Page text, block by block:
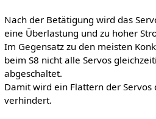
Nach der Betätigung wird das
eine Überlastung und zu hoher
Im Gegensatz zu den meisten
beim S8 nicht alle Servos
abgeschaltet.
Damit wird ein Flattern der Servos
verhindert.